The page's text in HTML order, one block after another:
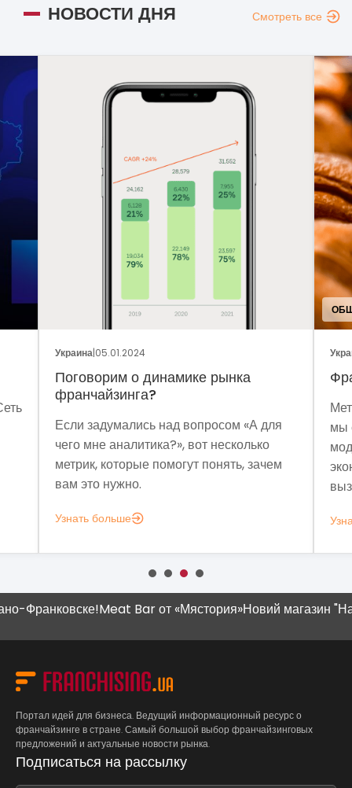
НОВОСТИ ДНЯ Смотреть все
Украина|05.01.2024
Поговорим о динамике рынка
франчайзинга?
Если задумались над вопросом «А для
чего мне аналитика?», вот несколько
метрик, которые помогут понять, зачем
вам это нужно.
Узнать больше
мы
Meat Bar от «Мястория»Новий магазин "Наш
Портал идей для бизнеса. Ведущий информационный ресурс о
франчайзинге в стране. Самый большой выбор франчайзинговых
предложений и актуальные новости рынка.
Подписаться на рассылку